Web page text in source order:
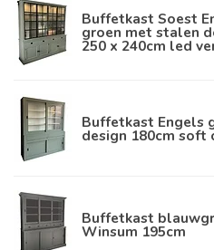
Buffetkast Soest
groen met stalen
250 x 240cm led
Buffetkast Engels
design 180cm soft
Buffetkast
Winsum 195cm